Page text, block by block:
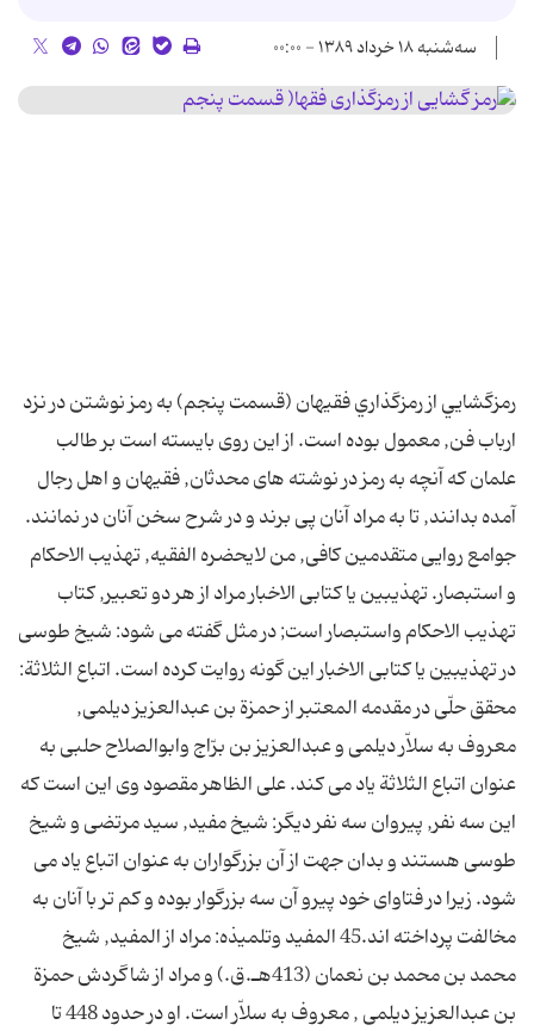
سه‌شنبه ۱۸ خرداد ۱۳۸۹ - ۰۰:۰۰
رمزگشايي از رمزگذاري فقيهان (قسمت پنجم) به رمز نوشتن در نزد
ارباب فن, معمول بوده است. از اين روى بايسته است بر طالب
علمان که آنچه به رمز در نوشته هاى محدثان, فقيهان و اهل رجال
آمده بدانند, تا به مراد آنان پى برند و در شرح سخن آنان در نمانند.
جوامع روايى متقدمين کافى, من لايحضره الفقيه, تهذيب الاحکام
و استبصار. تهذيبين يا کتابى الاخبار مراد از هر دو تعبير, کتاب
تهذيب الاحکام واستبصار است; در مثل گفته مى شود: شيخ طوسى
در تهذيبين يا کتابى الاخبار اين گونه روايت کرده است. اتباع الثلاثة:
محقق حلّى در مقدمه المعتبر از حمزة بن عبدالعزيز ديلمى,
معروف به سلاّر ديلمى و عبدالعزيز بن برّاج وابوالصلاح حلبى به
عنوان اتباع الثلاثة ياد مى کند. على الظاهر مقصود وى اين است که
اين سه نفر, پيروان سه نفر ديگر: شيخ مفيد, سيد مرتضى و شيخ
طوسى هستند و بدان جهت از آن بزرگواران به عنوان اتباع ياد مى
شود. زيرا در فتاواى خود پيرو آن سه بزرگوار بوده و کم تر با آنان به
مخالفت پرداخته اند.45 المفيد وتلميذه: مراد از المفيد, شيخ
محمد بن محمد بن نعمان (413هـ.ق.) و مراد از شاگردش حمزة
بن عبدالعزيز ديلمى , معروف به سلاّر است. او در حدود 448 تا